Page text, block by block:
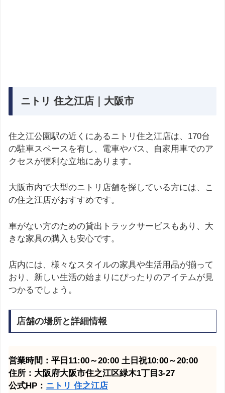
ニトリ 住之江店｜大阪市
住之江公園駅の近くにあるニトリ住之江店は、170台
の駐車スペースを有し、電車やバス、自家用車でのア
クセスが便利な立地にあります。
大阪市内で大型のニトリ店舗を探している方には、こ
の住之江店がおすすめです。
車がない方のための貸出トラックサービスもあり、大
きな家具の購入も安心です。
店内には、様々なスタイルの家具や生活用品が揃って
おり、新しい生活の始まりにぴったりのアイテムが見
つかるでしょう。
店舗の場所と詳細情報
営業時間：平日11:00～20:00 土日祝10:00～20:00
住所：大阪府大阪市住之江区緑木1丁目3-27
公式HP： ニトリ 住之江店